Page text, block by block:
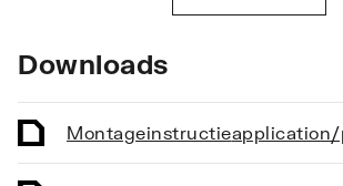
Vorm stralingsbuis Rond
Downloads
Montageinstructie